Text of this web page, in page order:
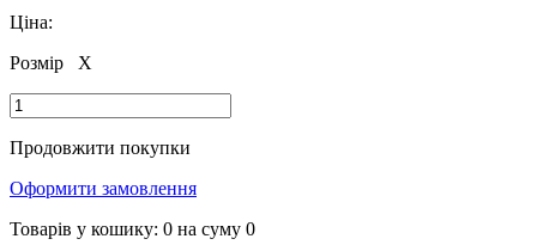
Ціна:
Розмір
X
Продовжити покупки
Оформити замовлення
Товарів у кошику: 0 на суму 0